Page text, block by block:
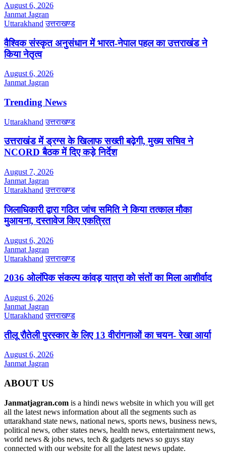
August 6, 2026
Janmat Jagran
Uttarakhand उत्तराखण्ड
वैश्विक संस्कृत अनुसंधान में भारत-नेपाल पहल का उत्तराखंड ने
किया नेतृत्व
August 6, 2026
Janmat Jagran
Trending News
Uttarakhand उत्तराखण्ड
उत्तराखंड में ड्रग्स के खिलाफ सख्ती बढ़ेगी, मुख्य सचिव ने
NCORD बैठक में दिए कड़े निर्देश
August 7, 2026
Janmat Jagran
Uttarakhand उत्तराखण्ड
जिलाधिकारी द्वारा गठित जांच समिति ने किया तत्काल मौका
मुआयना, दस्तावेज किए एकत्रित
August 6, 2026
Janmat Jagran
Uttarakhand उत्तराखण्ड
2036 ओलंपिक संकल्प कांवड़ यात्रा को संतों का मिला आशीर्वाद
August 6, 2026
Janmat Jagran
Uttarakhand उत्तराखण्ड
तीलू रौतेली पुरस्कार के लिए 13 वीरांगनाओं का चयन- रेखा आर्या
August 6, 2026
Janmat Jagran
ABOUT US
Janmatjagran.com is a hindi news website in which you will get
all the latest news information about all the segments such as
uttarakhand state news, national news, sports news, business news,
political news, other states news, health news, entertainment news,
world news & jobs news, tech & gadgets news so guys stay
connected with our website for all the latest news update.